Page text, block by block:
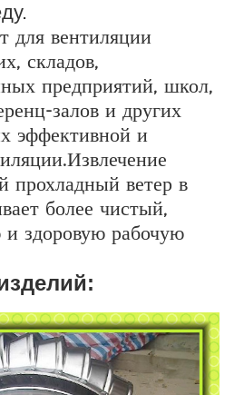
для вентиляции
складов,
предприятий, школ,
залов и других
эффективной и
прохладный ветер в
более чистый,
и здоровую рабочую